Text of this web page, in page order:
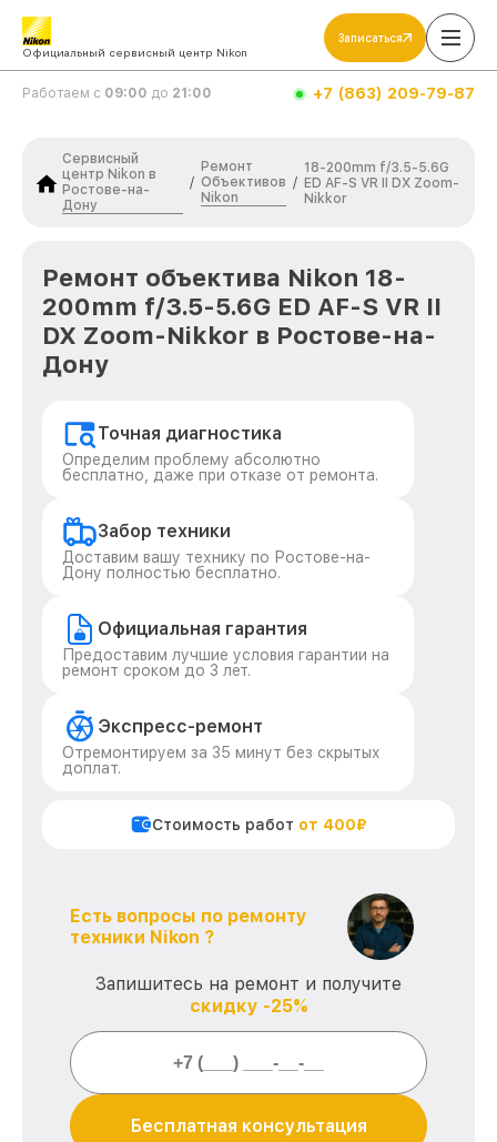
Официальный сервисный центр Nikon
Записаться
Работаем с 09:00 до 21:00 +7 (863) 209-79-87
Сервисный
центр Nikon в
Ростове-на-
Дону
/
Ремонт
Объективов
Nikon
/
18-200mm f/3.5-5.6G
ED AF-S VR II DX Zoom-
Nikkor
Ремонт объектива Nikon 18-
200mm f/3.5-5.6G ED AF-S VR II
DX Zoom-Nikkor в Ростове-на-
Дону
Точная диагностика
Определим проблему абсолютно
бесплатно, даже при отказе от ремонта.
Забор техники
Доставим вашу технику по Ростове-на-
Дону полностью бесплатно.
Официальная гарантия
Предоставим лучшие условия гарантии на
ремонт сроком до 3 лет.
Экспресс-ремонт
Отремонтируем за 35 минут без скрытых
доплат.
Стоимость работ от 400₽
Есть вопросы по ремонту
техники Nikon ?
Запишитесь на ремонт и получите
скидку -25%
Бесплатная консультация